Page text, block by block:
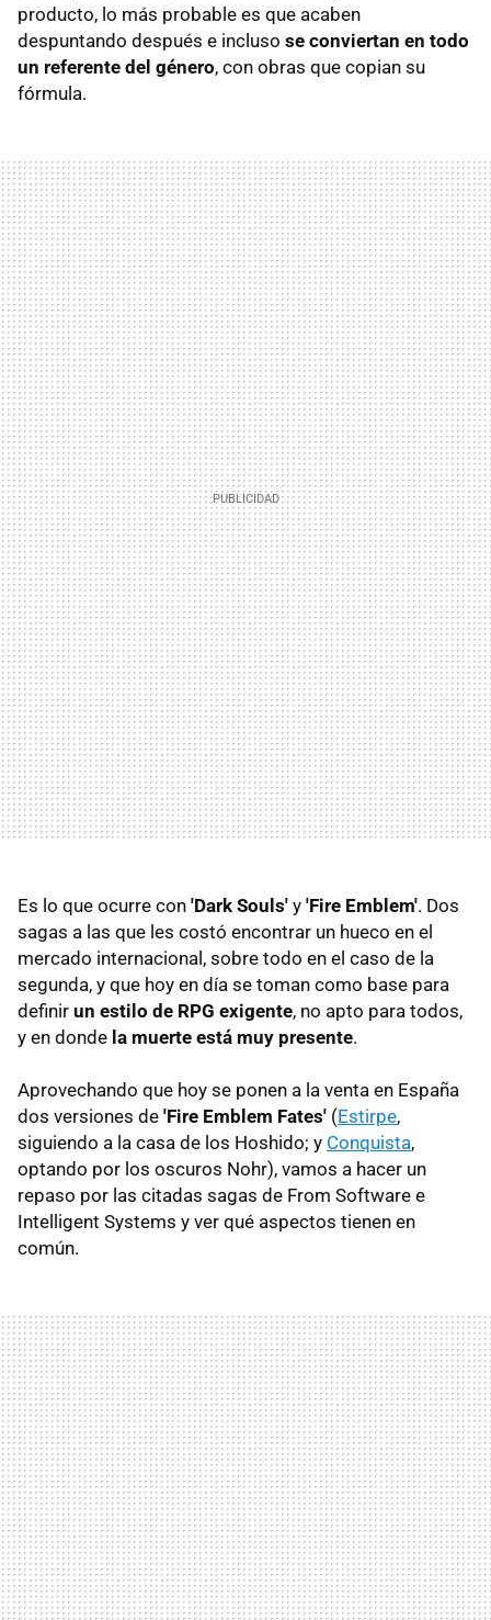
producto, lo más probable es que acaben
despuntando después e incluso se conviertan en todo
un referente del género, con obras que copian su
fórmula.
Es lo que ocurre con 'Dark Souls' y 'Fire Emblem'. Dos
sagas a las que les costó encontrar un hueco en el
mercado internacional, sobre todo en el caso de la
segunda, y que hoy en día se toman como base para
definir un estilo de RPG exigente, no apto para todos,
y en donde la muerte está muy presente.
Aprovechando que hoy se ponen a la venta en España
dos versiones de 'Fire Emblem Fates' (Estirpe,
siguiendo a la casa de los Hoshido; y Conquista,
optando por los oscuros Nohr), vamos a hacer un
repaso por las citadas sagas de From Software e
Intelligent Systems y ver qué aspectos tienen en
común.